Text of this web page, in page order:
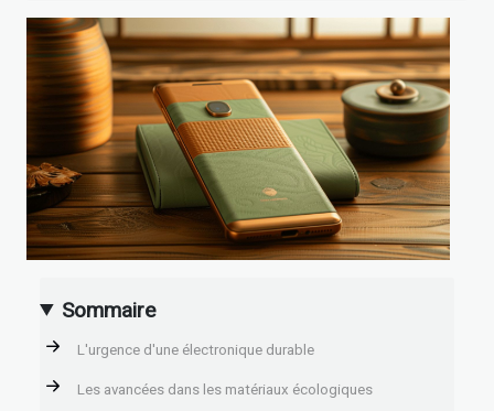
Sommaire
L'urgence d'une électronique durable
Les avancées dans les matériaux écologiques